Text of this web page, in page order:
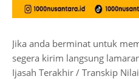
Jika anda berminat untuk
segera kirim langsung
Ijasah Terakhir / Transkip